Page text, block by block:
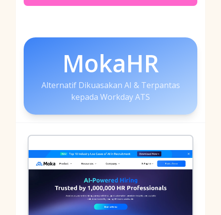
MokaHR
Alternatif Dikuasakan AI & Terpantas
kepada Workday ATS